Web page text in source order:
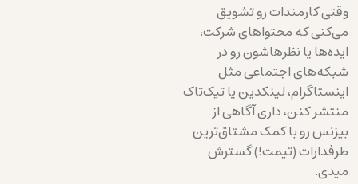
وقتی کارمندات رو تشویق
می‌کنی که محتواهای شرکت،
ایده‌ها یا نظرهاشون رو در
شبکه‌های اجتماعی مثل
اینستاگرام، لینکدین یا تیک‌تاک
منتشر کنن، داری آگاهی از
بیزنس‌ رو با کمک مشتاق‌ترین
طرفدارات (تیمت!) گسترش
میدی.